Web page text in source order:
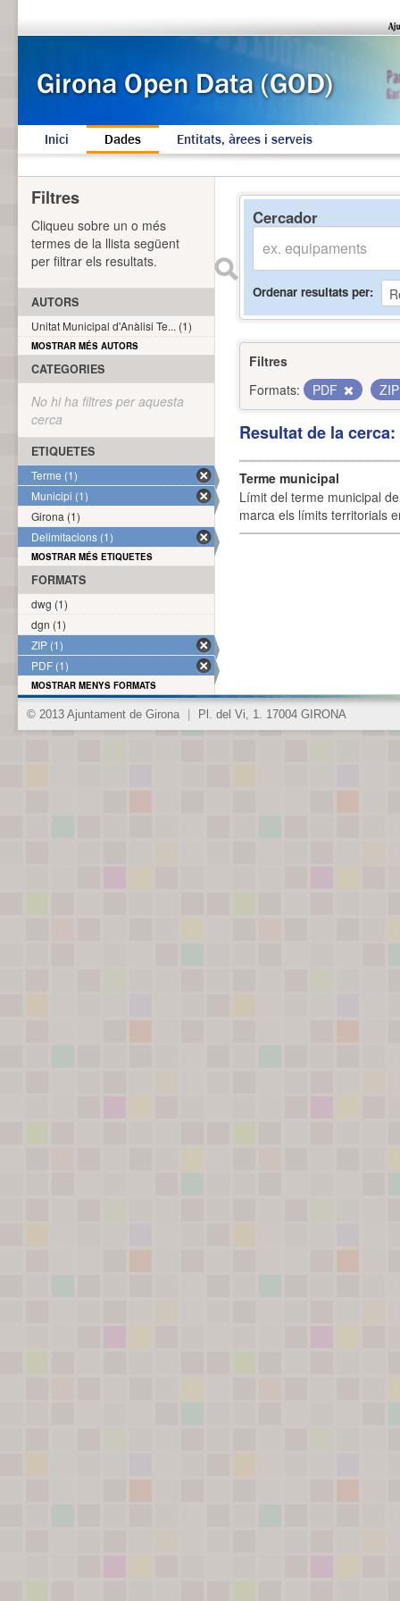
Inici Dades Entitats, àrees i serveis
Cercador
Ordenar resultats per
Filtres
Formats:
PDF
Resultat de la
Terme municipal
Límit del terme municipal
marca els límits territorials
Filtres
Cliqueu sobre un o més
termes de la llista següent
per filtrar els resultats.
AUTORS
Unitat Municipal d'Anàlisi Te... (1)
MOSTRAR MÉS AUTORS
CATEGORIES
No hi ha filtres per aquesta
cerca
ETIQUETES
Terme (1)
Municipi (1)
Girona (1)
Delimitacions (1)
MOSTRAR MÉS ETIQUETES
FORMATS
dwg (1)
dgn (1)
ZIP (1)
PDF (1)
MOSTRAR MENYS FORMATS
© 2013 Ajuntament de Girona Pl. del Vi, 1. 17004 GIRONA